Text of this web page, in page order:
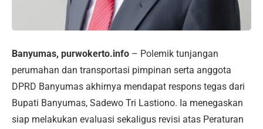
Banyumas, purwokerto.info – Polemik tunjangan
perumahan dan transportasi pimpinan serta anggota
DPRD Banyumas akhirnya mendapat respons tegas dari
Bupati Banyumas, Sadewo Tri Lastiono. Ia menegaskan
siap melakukan evaluasi sekaligus revisi atas Peraturan